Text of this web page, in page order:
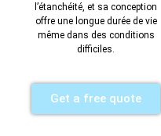
l’étanchéité, et sa conception
offre une longue durée de vie
même dans des conditions
difficiles.
Get a free quote